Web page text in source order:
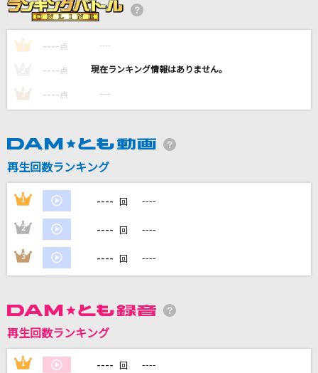
＝LOVE
ごめんね
[生音]ツキミソウ
ヤングスキニー
カラオケ最新情報をチェック！
1 ---- 点 ----
---- 点 ----
3 ---- 点 ----
再生回数ランキング
1 ---- 回 ----
2 ---- 回 ----
3 ---- 回 ----
再生回数ランキング
1 ---- 回 ----